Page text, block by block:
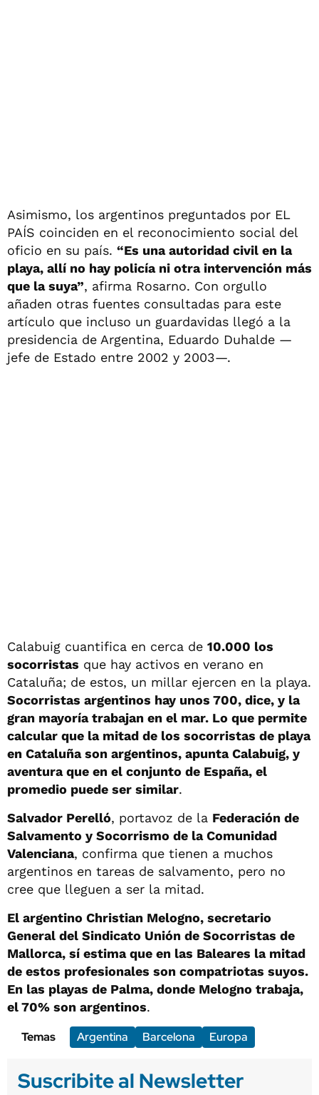
Asimismo, los argentinos preguntados por EL
PAÍS coinciden en el reconocimiento social del
oficio en su país. “Es una autoridad civil en la
playa, allí no hay policía ni otra intervención más
que la suya”, afirma Rosarno. Con orgullo
añaden otras fuentes consultadas para este
artículo que incluso un guardavidas llegó a la
presidencia de Argentina, Eduardo Duhalde —
jefe de Estado entre 2002 y 2003—.
Calabuig cuantifica en cerca de 10.000 los
socorristas que hay activos en verano en
Cataluña; de estos, un millar ejercen en la playa.
Socorristas argentinos hay unos 700, dice, y la
gran mayoría trabajan en el mar. Lo que permite
calcular que la mitad de los socorristas de playa
en Cataluña son argentinos, apunta Calabuig, y
aventura que en el conjunto de España, el
promedio puede ser similar.
Salvador Perelló, portavoz de la Federación de
Salvamento y Socorrismo de la Comunidad
Valenciana, confirma que tienen a muchos
argentinos en tareas de salvamento, pero no
cree que lleguen a ser la mitad.
El argentino Christian Melogno, secretario
General del Sindicato Unión de Socorristas de
Mallorca, sí estima que en las Baleares la mitad
de estos profesionales son compatriotas suyos.
En las playas de Palma, donde Melogno trabaja,
el 70% son argentinos.
Temas
Argentina Barcelona Europa
Suscribite al Newsletter